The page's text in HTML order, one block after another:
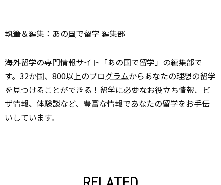
執筆＆編集：あの国で留学 編集部
海外留学の専門情報サイト「あの国で留学」の編集部で
す。32か国、800以上のプログラムからあなたの理想の留学
を見つけることができる！留学に必要なお役立ち情報、ビ
ザ情報、体験談など、豊富な情報であなたの留学をお手伝
いしています。